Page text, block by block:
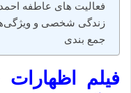
فعالیت‌ های عاطفه
زندگی شخصی و
جمع‌ بندی
فیلم